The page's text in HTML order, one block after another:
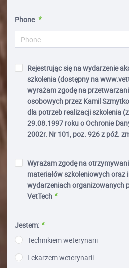
Phone
Rejestrując się na wydarzenie
szkolenia (dostępny na
wyrażam zgodę na
osobowych przez Kamil
dla potrzeb realizacji szkolenia
29.08.1997 roku o Ochronie
2002r. Nr 101, poz. 926 z póź.
Wyrażam zgodę na
materiałów szkoleniowych oraz
wydarzeniach organizowanych
VetTech
Jestem:
Technikiem weterynarii
Lekarzem weterynarii